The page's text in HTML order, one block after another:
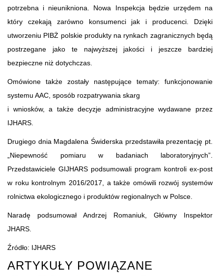
potrzebna i nieunikniona. Nowa Inspekcja będzie urzędem na
który czekają zarówno konsumenci jak i producenci. Dzięki
utworzeniu PIBŻ polskie produkty na rynkach zagranicznych będą
postrzegane jako te najwyższej jakości i jeszcze bardziej
bezpieczne niż dotychczas.
Omówione także zostały następujące tematy: funkcjonowanie
systemu AAC, sposób rozpatrywania skarg
i wniosków, a także decyzje administracyjne wydawane przez
IJHARS.
Drugiego dnia Magdalena Świderska przedstawiła prezentację pt.
„Niepewność pomiaru w badaniach laboratoryjnych”.
Przedstawiciele GIJHARS podsumowali program kontroli ex-post
w roku kontrolnym 2016/2017, a także omówili rozwój systemów
rolnictwa ekologicznego i produktów regionalnych w Polsce.
Naradę podsumował Andrzej Romaniuk, Główny Inspektor
JHARS.
Źródło: IJHARS
ARTYKUŁY POWIĄZANE